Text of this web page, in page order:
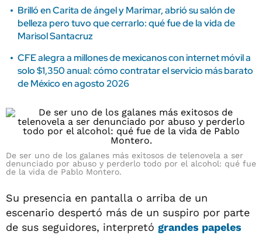
Brilló en Carita de ángel y Marimar, abrió su salón de
belleza pero tuvo que cerrarlo: qué fue de la vida de
Marisol Santacruz
CFE alegra a millones de mexicanos con internet móvil a
solo $1,350 anual: cómo contratar el servicio más barato
de México en agosto 2026
De ser uno de los galanes más exitosos de telenovela a ser
denunciado por abuso y perderlo todo por el alcohol: qué fue
de la vida de Pablo Montero.
Su presencia en pantalla o arriba de un
escenario despertó más de un suspiro por parte
de sus seguidores, interpretó grandes papeles